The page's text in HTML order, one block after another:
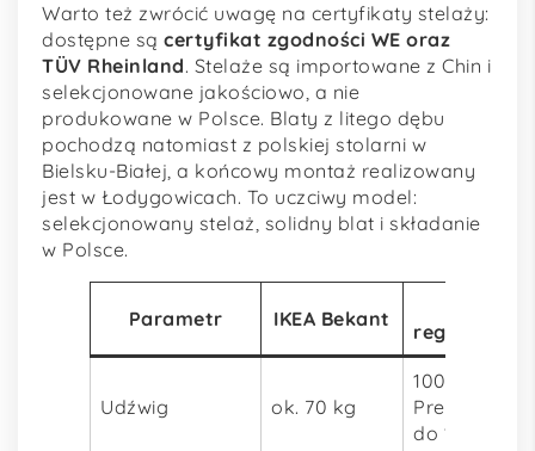
Warto też zwrócić uwagę na certyfikaty stelaży:
dostępne są certyfikat zgodności WE oraz
TÜV Rheinland. Stelaże są importowane z Chin i
selekcjonowane jakościowo, a nie
produkowane w Polsce. Blaty z litego dębu
pochodzą natomiast z polskiej stolarni w
Bielsku-Białej, a końcowy montaż realizowany
jest w Łodygowicach. To uczciwy model:
selekcjonowany stelaż, solidny blat i składanie
w Polsce.
Parametr IKEA Bekant
Udźwig ok. 70 kg
100 kg,
Premium
do 120 kg